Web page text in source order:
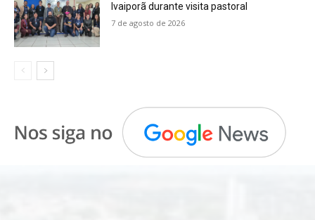
Ivaiporã durante visita pastoral
7 de agosto de 2026